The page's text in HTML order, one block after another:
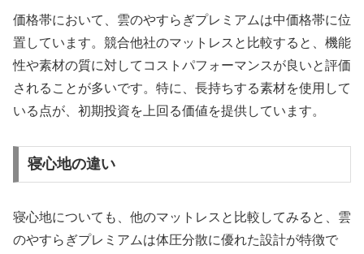
価格帯において、雲のやすらぎプレミアムは中価格帯に位
置しています。競合他社のマットレスと比較すると、機能
性や素材の質に対してコストパフォーマンスが良いと評価
されることが多いです。特に、長持ちする素材を使用して
いる点が、初期投資を上回る価値を提供しています。
寝心地の違い
寝心地についても、他のマットレスと比較してみると、雲
のやすらぎプレミアムは体圧分散に優れた設計が特徴で